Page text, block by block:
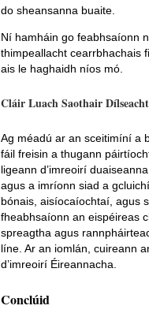
do sheansanna buaite.
Ní hamháin go feabhsaíonn
thimpeallacht cearrbhachais
ais le haghaidh níos mó.
Cláir Luach Saothair
Ag méadú ar an sceitimíní a
fáil freisin a thugann
ligeann d’imreoirí
agus a imríonn siad a
bónais, aisíocaíochtaí, agus
fheabhsaíonn an eispéireas
spreagtha agus
líne. Ar an iomlán, cuireann
d’imreoirí Éireannacha.
Conclúid